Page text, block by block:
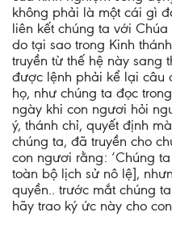
không phải là một cái gì
liên kết chúng ta với
do tại sao trong Kinh
truyền từ thế hệ này sang
được lệnh phải kể lại câu
họ, như chúng ta đọc
ngày khi con ngươi hỏi
ý, thánh chỉ, quyết định
chúng ta, đã truyền cho
con ngươi rằng: ‘Chúng
toàn bộ lịch sử nô lệ],
quyền.. trước mắt chúng
hãy trao ký ức này cho